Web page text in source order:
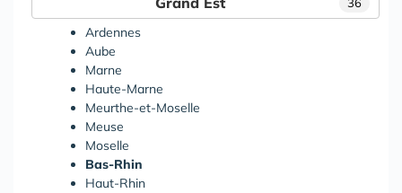
36
Ardennes
Aube
Marne
Haute-Marne
Meurthe-et-Moselle
Meuse
Moselle
Bas-Rhin
Haut-Rhin